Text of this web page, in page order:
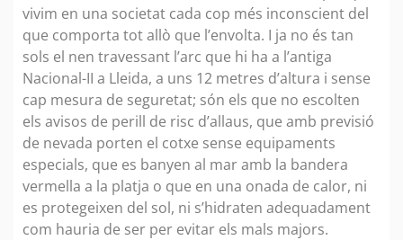
vivim en una societat cada cop més inconscient del
que comporta tot allò que l’envolta. I ja no és tan
sols el nen travessant l’arc que hi ha a l’antiga
Nacional-II a Lleida, a uns 12 metres d’altura i sense
cap mesura de seguretat; són els que no escolten
els avisos de perill de risc d’allaus, que amb previsió
de nevada porten el cotxe sense equipaments
especials, que es banyen al mar amb la bandera
vermella a la platja o que en una onada de calor, ni
es protegeixen del sol, ni s’hidraten adequadament
com hauria de ser per evitar els mals majors.